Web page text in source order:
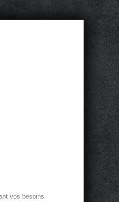
vos besoins